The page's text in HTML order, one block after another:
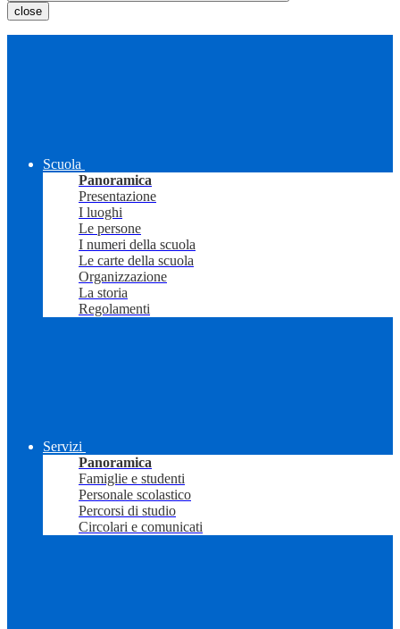
close
Scuola
Panoramica
Presentazione
I luoghi
Le persone
I numeri della scuola
Le carte della scuola
Organizzazione
La storia
Regolamenti
Servizi
Panoramica
Famiglie e studenti
Personale scolastico
Percorsi di studio
Circolari e comunicati